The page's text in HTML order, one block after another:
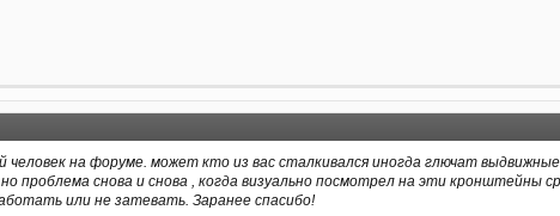
человек на форуме. может кто из вас сталкивался иногда глючат
проблема снова и снова , когда визуально посмотрел на эти
или не затевать. Заранее спасибо!